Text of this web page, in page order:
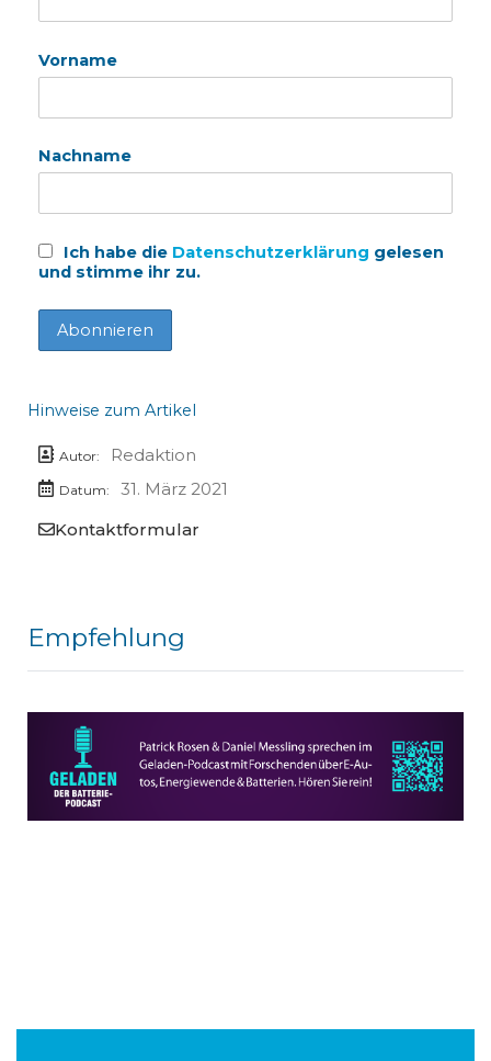
Vorname
Nachname
Ich habe die Datenschutzerklärung gelesen
und stimme ihr zu.
Hinweise zum Artikel
Autor: Redaktion
Datum:
31. März 2021
Kontaktformular
Empfehlung